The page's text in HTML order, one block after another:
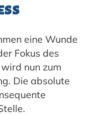
eine Wunde
Fokus des
nun zum
Die absolute